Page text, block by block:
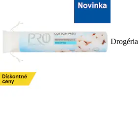
Drogéria